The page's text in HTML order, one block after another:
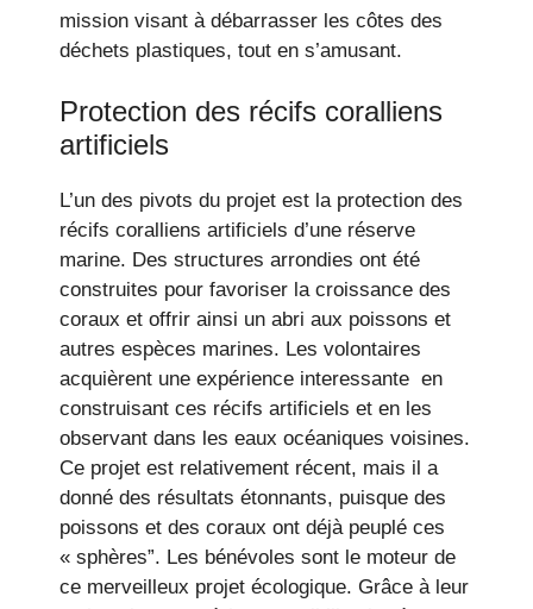
mission visant à débarrasser les côtes des
déchets plastiques, tout en s’amusant.
Protection des récifs coralliens
artificiels
L’un des pivots du projet est la protection des
récifs coralliens artificiels d’une réserve
marine. Des structures arrondies ont été
construites pour favoriser la croissance des
coraux et offrir ainsi un abri aux poissons et
autres espèces marines. Les volontaires
acquièrent une expérience interessante en
construisant ces récifs artificiels et en les
observant dans les eaux océaniques voisines.
Ce projet est relativement récent, mais il a
donné des résultats étonnants, puisque des
poissons et des coraux ont déjà peuplé ces
« sphères”. Les bénévoles sont le moteur de
ce merveilleux projet écologique. Grâce à leur